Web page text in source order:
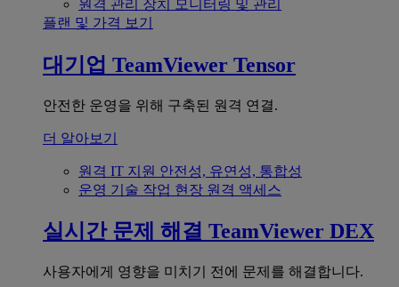
원격 관리 장치 모니터링 및 관리
플랜 및 가격 보기
대기업 TeamViewer Tensor
안전한 운영을 위해 구축된 원격 연결.
더 알아보기
원격 IT 지원 안전성, 유연성, 통합성
운영 기술 작업 현장 원격 액세스
실시간 문제 해결 TeamViewer DEX
사용자에게 영향을 미치기 전에 문제를 해결합니다.